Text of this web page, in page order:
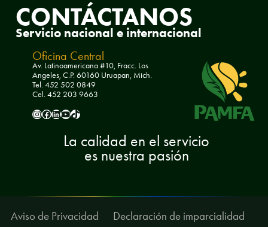
CONTÁCTANOS
Servicio nacional e internacional
Oficina Central
Av. Latinoamericana #10, Fracc. Los
Angeles, C.P. 60160 Uruapan, Mich.
Tel. 452 502 0849
Cel. 452 203 9663
pamfa.ac
Pamfa ACpamfa-acPamfaAC
pamfa.ac
La calidad en el servicio
es nuestra pasión
Aviso de Privacidad
Declaración de imparcialidad